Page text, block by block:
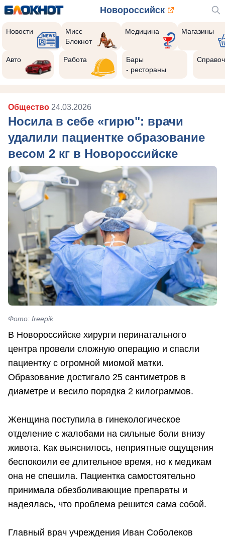
Новороссийск
Новости
Мисс
Блокнот
Медицина Магазины
Авто Работа
Бары
- рестораны
Общество 24.03.2026
Носила в себе «гирю": врачи
удалили пациентке образование
весом 2 кг в Новороссийске
Фото: freepik
В Новороссийске хирурги перинатального
центра провели сложную операцию и спасли
пациентку с огромной миомой матки.
Образование достигало 25 сантиметров в
диаметре и весило порядка 2 килограммов.
Женщина поступила в гинекологическое
отделение с жалобами на сильные боли внизу
живота. Как выяснилось, неприятные ощущения
беспокоили ее длительное время, но к медикам
она не спешила. Пациентка самостоятельно
принимала обезболивающие препараты и
надеялась, что проблема решится сама собой.
Главный врач учреждения Иван Соболеков